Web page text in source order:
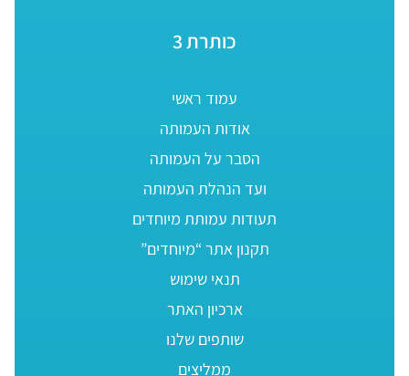
כותרת 3
עמוד ראשי
אודות העמותה
הסבר על העמותה
ועד הנהלת העמותה
תעודות עמותת מיוחדים
תקנון אתר “מיוחדים”
תנאי שימוש
ארכיון האתר
שותפים שלנו
ממליצים